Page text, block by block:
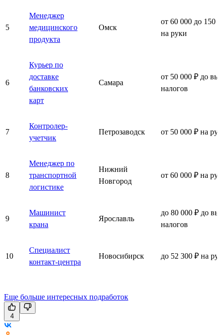
5
Менеджер
медицинского
продукта
Омск
от 60 000 до 150
на руки
6
Курьер по
доставке
банковских
карт
Самара
от 50 000 ₽ до
налогов
7
Контролер-
учетчик
Петрозаводск от 50 000 ₽ на
8
Менеджер по
транспортной
логистике
Нижний
Новгород
от 60 000 ₽ на
9
Машинист
крана
Ярославль
до 80 000 ₽ до
налогов
10
Специалист
контакт-центра
Новосибирск до 52 300 ₽ на
Еще больше интересных подработок
4